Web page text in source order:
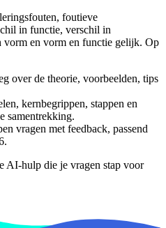
foutieve
in functie, verschil in
vorm en vorm en functie gelijk. Op
over de theorie, voorbeelden, tips
kernbegrippen, stappen en
samentrekking.
vragen met feedback, passend
.
AI-hulp die je vragen stap voor